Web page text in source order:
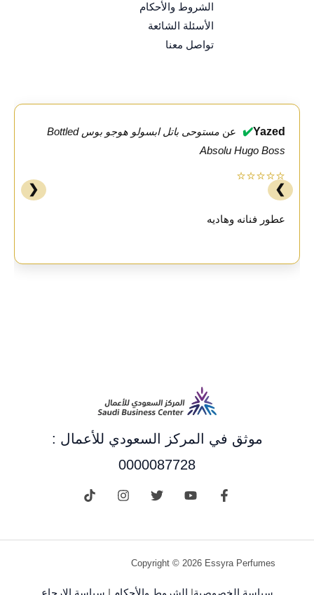
الشروط والأحكام
الأسئلة الشائعة
تواصل معنا
Yazed
✔️ عن
مستوحى باتل ابسولو هوجو بوس Bottled
Absolu Hugo Boss
⭐⭐⭐⭐⭐
عطور فنانه وهاديه
❮ ❯
موثق في المركز السعودي للأعمال :
0000087728
Copyright © 2026 Essyra Perfumes